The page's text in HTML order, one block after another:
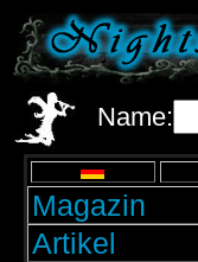
Name:
Magazin
Artikel